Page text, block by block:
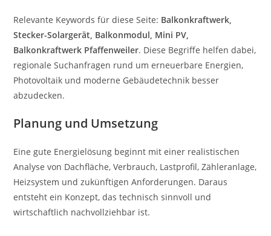
Relevante Keywords für diese Seite: Balkonkraftwerk,
Stecker-Solargerät, Balkonmodul, Mini PV,
Balkonkraftwerk Pfaffenweiler. Diese Begriffe helfen dabei,
regionale Suchanfragen rund um erneuerbare Energien,
Photovoltaik und moderne Gebäudetechnik besser
abzudecken.
Planung und Umsetzung
Eine gute Energielösung beginnt mit einer realistischen
Analyse von Dachfläche, Verbrauch, Lastprofil, Zähleranlage,
Heizsystem und zukünftigen Anforderungen. Daraus
entsteht ein Konzept, das technisch sinnvoll und
wirtschaftlich nachvollziehbar ist.